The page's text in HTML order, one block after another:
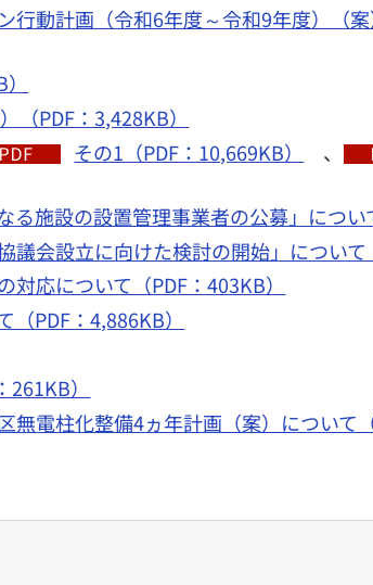
動計画（令和6年度～令和9年度）（案
PDF：3,428KB）
その1（PDF：10,669KB） 、
施設の設置管理事業者の公募」につい
会設立に向けた検討の開始」について
応について（PDF：403KB）
PDF：4,886KB）
）
電柱化整備4ヵ年計画（案）について（